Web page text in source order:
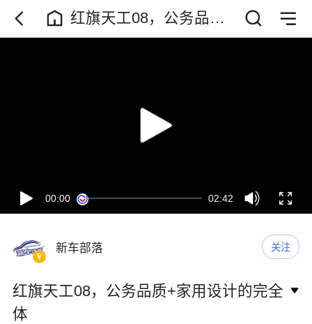
红旗天工08，公务品质
+家用设计的完全体
00:00 02:42
新车部落 关注
红旗天工08，公务品质+家用设计的完全
体